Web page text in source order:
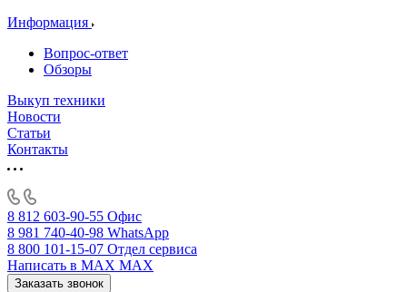
Информация
Вопрос-ответ
Обзоры
Выкуп техники
Новости
Статьи
Контакты
8 812 603-90-55 Офис
8 981 740-40-98 WhatsApp
8 800 101-15-07 Отдел сервиса
Написать в MAX MAX
Заказать звонок